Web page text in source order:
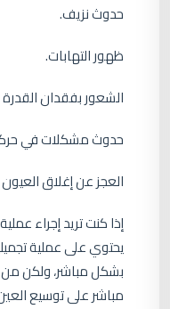
حدوث نزيف.
ظهور التهابات.
الشعور بفقدان القدرة
حدوث مشكلات في
العجز عن إغلاق
إذا كنت تريد إجراء
يحتوي على عملية
بشكل مباشر، ولكن
مباشر على توسيع